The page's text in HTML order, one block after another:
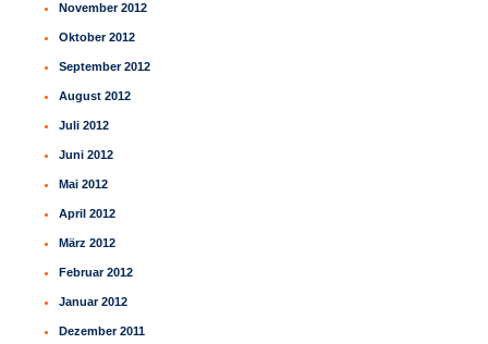
November 2012
Oktober 2012
September 2012
August 2012
Juli 2012
Juni 2012
Mai 2012
April 2012
März 2012
Februar 2012
Januar 2012
Dezember 2011